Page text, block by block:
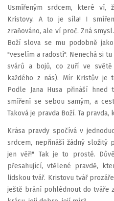
Usmířeným srdcem, které
Kristovy. A to je síla! I
zraňováno, ale ví proč. Zná
Boží slova se mu podobně
"veselím a radostí". Nenechá si
svárů a bojů, co zuří ve
každého z nás). Mír Kristův je
Podle Jana Husa přináší
smíření se sebou samým, a
Taková je pravda Boží. Ta
Krása pravdy spočívá v
srdcem, nepřináší žádný složitý
jen věř!" Tak je to prosté.
přesahující, vtělené pravdě,
lidskou tvář. Kristovu tvář
ještě brání pohlédnout do tváře